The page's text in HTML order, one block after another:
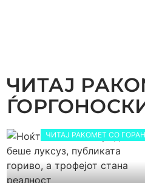
ЧИТАЈ
ЧИТАЈ РАКОМЕТ СО ГОРАН